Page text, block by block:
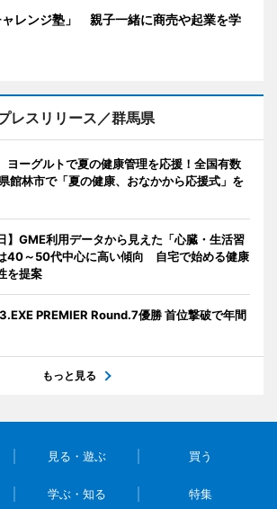
レンジ塾」 親子一緒に商売や起業を学
レスリリース／群馬県
ヨーグルトで夏の健康管理を応援！全国有数
館林市で「夏の健康、おなかから応援式」を
】GME利用データから見えた「心臓・生活習
40～50代中心に高い傾向 自宅で始める健康
を提案
PREMIER Round.7優勝 首位撃破で年間
もっと見る
見る・遊ぶ 買う
学ぶ・知る 特集